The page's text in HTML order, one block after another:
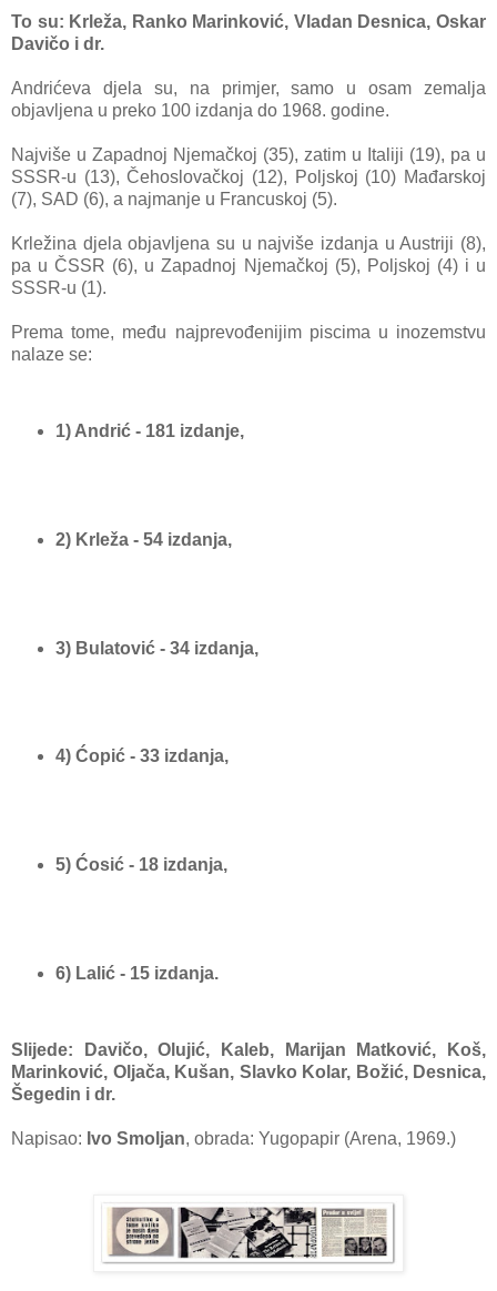
To su: Krleža, Ranko Marinković, Vladan Desnica, Oskar
Davičo i dr.
Andrićeva djela su, na primjer, samo u osam zemalja
objavljena u preko 100 izdanja do 1968. godine.
Najviše u Zapadnoj Njemačkoj (35), zatim u Italiji (19), pa u
SSSR-u (13), Čehoslovačkoj (12), Poljskoj (10) Mađarskoj
(7), SAD (6), a najmanje u Francuskoj (5).
Krležina djela objavljena su u najviše izdanja u Austriji (8),
pa u ČSSR (6), u Zapadnoj Njemačkoj (5), Poljskoj (4) i u
SSSR-u (1).
Prema tome, među najprevođenijim piscima u inozemstvu
nalaze se:
1) Andrić - 181 izdanje,
2) Krleža - 54 izdanja,
3) Bulatović - 34 izdanja,
4) Ćopić - 33 izdanja,
5) Ćosić - 18 izdanja,
6) Lalić - 15 izdanja.
Slijede: Davičo, Olujić, Kaleb, Marijan Matković, Koš,
Marinković, Oljača, Kušan, Slavko Kolar, Božić, Desnica,
Šegedin i dr.
Napisao: Ivo Smoljan, obrada: Yugopapir (Arena, 1969.)